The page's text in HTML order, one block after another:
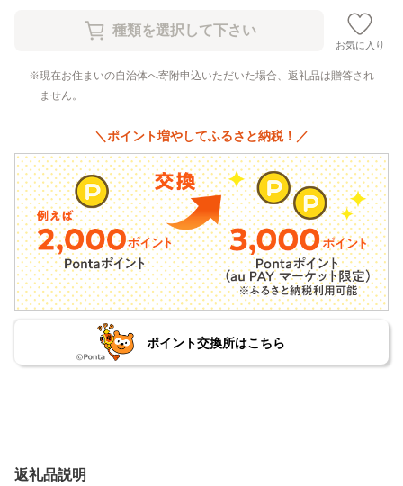
お気に入り
現在お住まいの自治体へ寄附申込いただいた場合、返礼品は贈答され
ません。
＼ポイント増やしてふるさと納税！／
ポイント交換所はこちら
返礼品説明